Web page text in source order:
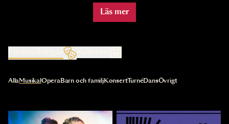
Läs mer
Kalender
Val av kategori uppdaterar innehållet automatiskt
AllaMusikal OperaBarn och familjKonsertTurnéDansÖvrigt